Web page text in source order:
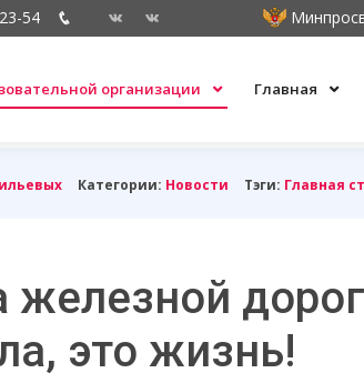
54
организации Главная
Категории: Новости Тэги: Главная
железной
это жизнь!